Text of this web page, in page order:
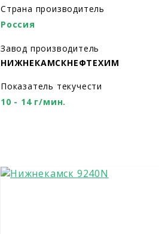
Страна производитель
Россия
Завод производитель
НИЖНЕКАМСКНЕФТЕХИМ
Показатель текучести
10 - 14 г/мин.